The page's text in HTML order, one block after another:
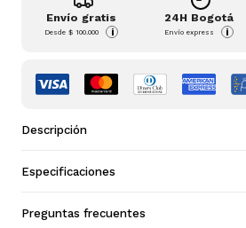
Envío gratis
Desde$ 100.000 i
24H Bogotá
Envío express i
Descripción
Especificaciones
Preguntas frecuentes